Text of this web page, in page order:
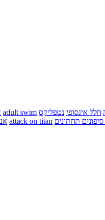
חלל אינסופי נטפליקס adult swim
תחתונים attack on titan